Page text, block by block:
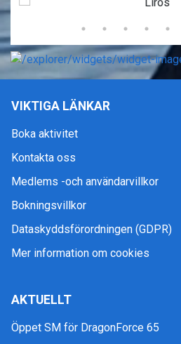
VIKTIGA LÄNKAR
Boka aktivitet
Kontakta oss
Medlems -och användarvillkor
Bokningsvillkor
Dataskyddsförordningen (GDPR)
Mer information om cookies
AKTUELLT
Öppet SM för DragonForce 65